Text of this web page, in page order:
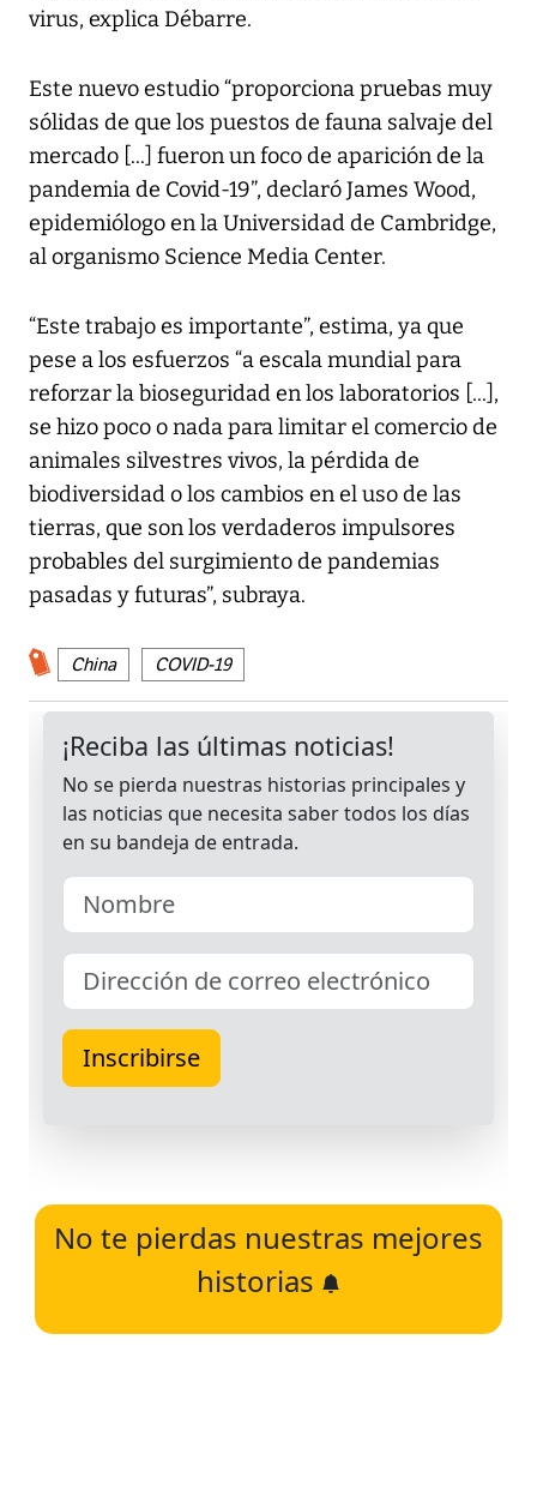
virus, explica Débarre.
Este nuevo estudio “proporciona pruebas muy
sólidas de que los puestos de fauna salvaje del
mercado [...] fueron un foco de aparición de la
pandemia de Covid-19”, declaró James Wood,
epidemiólogo en la Universidad de Cambridge,
al organismo Science Media Center.
“Este trabajo es importante”, estima, ya que
pese a los esfuerzos “a escala mundial para
reforzar la bioseguridad en los laboratorios [...],
se hizo poco o nada para limitar el comercio de
animales silvestres vivos, la pérdida de
biodiversidad o los cambios en el uso de las
tierras, que son los verdaderos impulsores
probables del surgimiento de pandemias
pasadas y futuras”, subraya.
China COVID-19
No te pierdas nuestras mejores
historias